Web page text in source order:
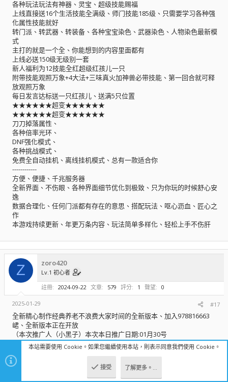
各种玩法玩法有神器、灵宝、超级技能赐福
上线直接送16个生活技能全满级、师门技能185级、只需要学习各种强
化属性技能就好
转门派、转武器、转装备、各种宝宝染色、武器染色、人物染色最新模
式
主打的就是一个全、你能想到的内容里面都有
上线必送150级无级别一套
新人福利为12技能全红超级红孩儿一只
附带技能观照万象+4大法+三味真火加神兽必带技能、第一回合就可释
放观照万象
每日发言达标送一只红孩儿、送满5只位置
★★★★★★超变★★★★★★
★★★★★★超变★★★★★★
刀刀掉落属性、
各种倍率光环、
DNF强化模式、
各种挑战模式、
免费全自动挂机、离线挂机模式、总有一款适合你
------------
方便、便捷、千兆服务器
全新界面、不伤眼、各种界面细节优化到极致、只为你玩的时候舒心安
逸
数据合理化、任何门派都有存在的意思、搭配玩法、呕心沥血、匠心之
作
本游戏持续更新、年更万条内容、玩法简单多样化、轻松上手不伤肝
Z zoro420
Lv.1 初心者
註冊
2024-09-22 文章 579 評分 1 聲望 0
2025-01-29 #17
全新精心制作经典养老不浪费大家时间的全新版本、加入978816663
峮、全新版本正在开放
（本次推广人（小黑子）本次本日推广日期:01月30号
今日第（ 22 ）个推广----------（进群申请的时候填写小黑子、然后私聊
初心依旧给更多新人起步福利）
------------------------------------------------------------------------------------------------------
★★★内容多、福利好、适合养老★★★
本站需要使用 Cookie。如果您繼續使用本站，則表示同意我們使用 Cookie。
接受 了解更多。…